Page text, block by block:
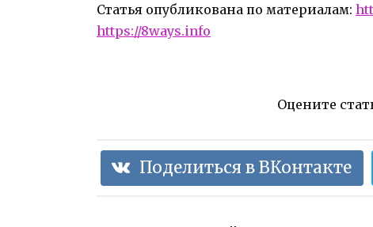
Статья опубликована по материалам:
https://8ways.info
Оцените
Поделиться в ВКонтакте